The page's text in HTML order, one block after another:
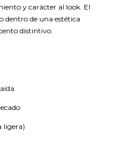
y carácter al look. El
dentro de una estética
distintivo.
ligera)